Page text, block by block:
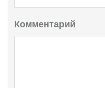
Комментарий